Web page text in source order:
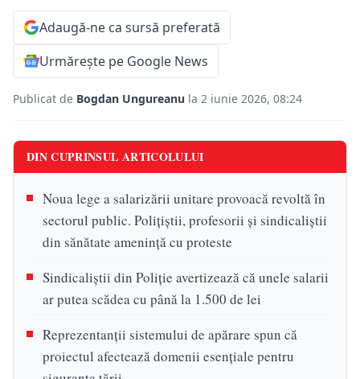
Adaugă-ne ca sursă preferată
Urmărește pe Google News
Publicat de Bogdan Ungureanu la 2 iunie 2026, 08:24
DIN CUPRINSUL ARTICOLULUI
Noua lege a salarizării unitare provoacă revoltă în
sectorul public. Polițiștii, profesorii și sindicaliștii
din sănătate amenință cu proteste
Sindicaliștii din Poliție avertizează că unele salarii
ar putea scădea cu până la 1.500 de lei
Reprezentanții sistemului de apărare spun că
proiectul afectează domenii esențiale pentru